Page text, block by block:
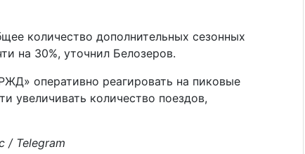
количество дополнительных сезонных
на 30%, уточнил Белозеров.
оперативно реагировать на пиковые
увеличивать количество поездов,
/ Telegram